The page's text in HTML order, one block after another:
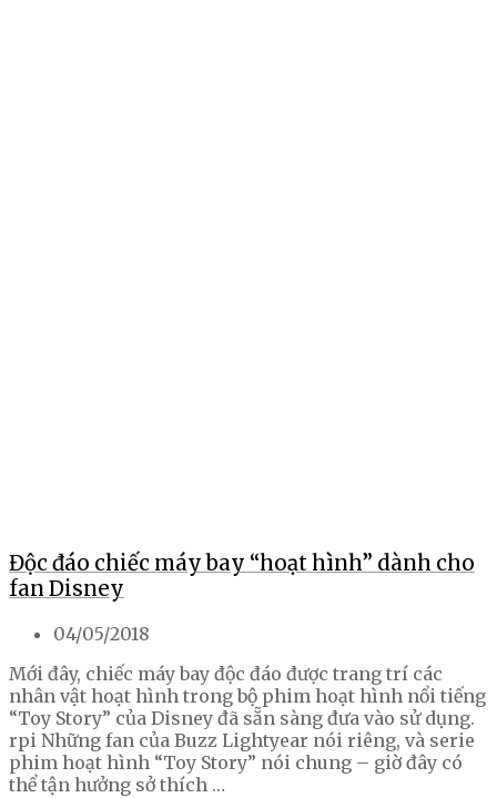
Độc đáo chiếc máy bay “hoạt hình” dành cho
fan Disney
04/05/2018
Mới đây, chiếc máy bay độc đáo được trang trí các
nhân vật hoạt hình trong bộ phim hoạt hình nổi tiếng
“Toy Story” của Disney đã sẵn sàng đưa vào sử dụng.
rpi Những fan của Buzz Lightyear nói riêng, và serie
phim hoạt hình “Toy Story” nói chung – giờ đây có
thể tận hưởng sở thích …